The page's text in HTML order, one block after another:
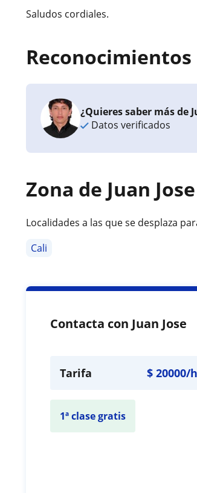
Saludos cordiales.
Reconocimientos
¿Quieres saber más de
Datos verificados
Zona de Juan Jose
Localidades a las que se desplaza
Cali
Contacta con Juan Jose
Tarifa $20000/h
1ª clase gratis